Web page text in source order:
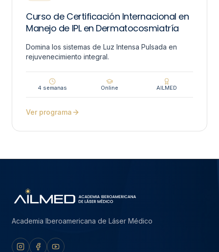
Curso de Certificación Internacional en
Manejo de IPL en Dermatocosmiatría
Domina los sistemas de Luz Intensa Pulsada en
rejuvenecimiento integral.
4 semanas Online AILMED
Ver programa
Academia Iberoamericana de Láser Médico